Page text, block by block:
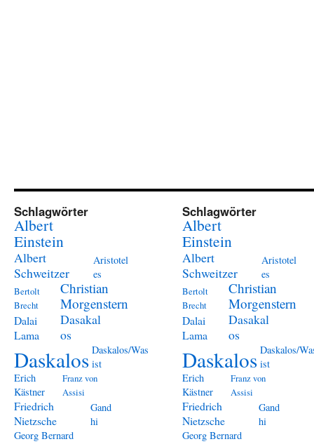
Schlagwörter
Albert
Einstein
Albert
Schweitzer
Aristotel
es
Bertolt
Brecht
Christian
Morgenstern
Dalai
Lama
Dasakal
os
Daskalos Daskalos/Was
ist
Erich
Kästner
Franz von
Assisi
Friedrich
Nietzsche
Gand
hi
Georg Bernard
Schlagwörter
Albert
Einstein
Albert
Schweitzer
Aristotel
es
Bertolt
Brecht
Christian
Morgenstern
Dalai
Lama
Dasakal
os
Daskalos Daskalos/
ist
Erich
Kästner
Franz von
Assisi
Friedrich
Nietzsche
Gand
hi
Georg Bernard